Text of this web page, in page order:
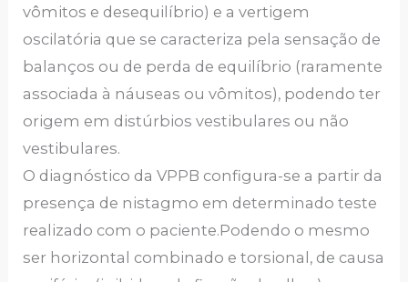
vômitos e desequilíbrio) e a vertigem
oscilatória que se caracteriza pela sensação de
balanços ou de perda de equilíbrio (raramente
associada à náuseas ou vômitos), podendo ter
origem em distúrbios vestibulares ou não
vestibulares.
O diagnóstico da VPPB configura-se a partir da
presença de nistagmo em determinado teste
realizado com o paciente.Podendo o mesmo
ser horizontal combinado e torsional, de causa